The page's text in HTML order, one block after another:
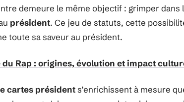
demeure le même objectif : grimper dans
président. Ce jeu de statuts, cette
toute sa saveur au président.
du Rap : origines, évolution et impact
cartes présidents’enrichissent à mesure